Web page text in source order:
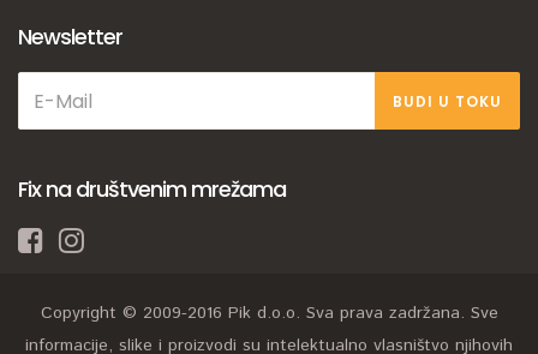
Newsletter
BUDI U TOKU
Fix na društvenim mrežama
Copyright © 2009-2016 Pik d.o.o. Sva prava zadržana. Sve
informacije, slike i proizvodi su intelektualno vlasništvo njihovih